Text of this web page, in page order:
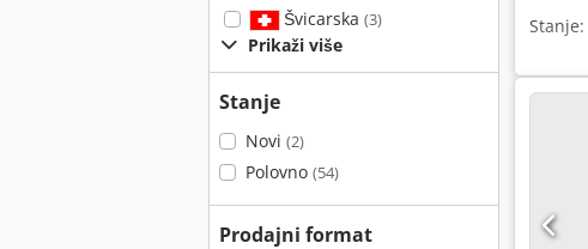
Švicarska (3)
Prikaži više
Stanje
Novi (2)
Polovno (54)
Prodajni format
Stanje: